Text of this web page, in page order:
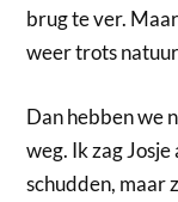
brug te ver.
weer trots
Dan hebben we
weg. Ik zag
schudden, maar